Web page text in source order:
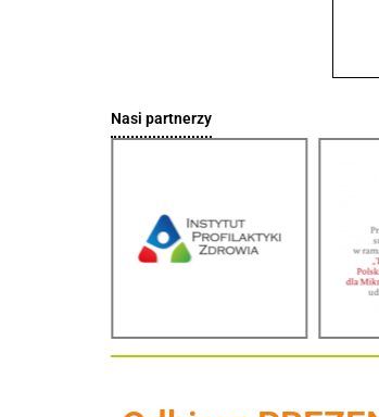
Nasi partnerzy